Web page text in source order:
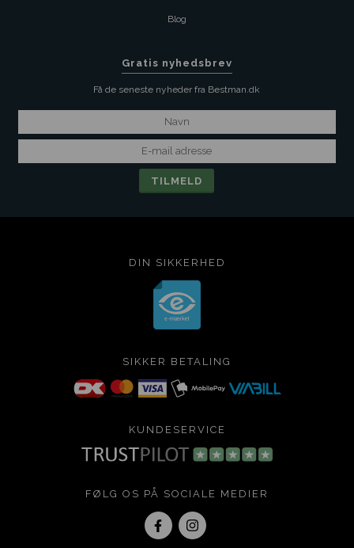
Blog
Gratis nyhedsbrev
Få de seneste nyheder fra Bestman.dk
DIN SIKKERHED
SIKKER BETALING
KUNDESERVICE
FØLG OS PÅ SOCIALE MEDIER